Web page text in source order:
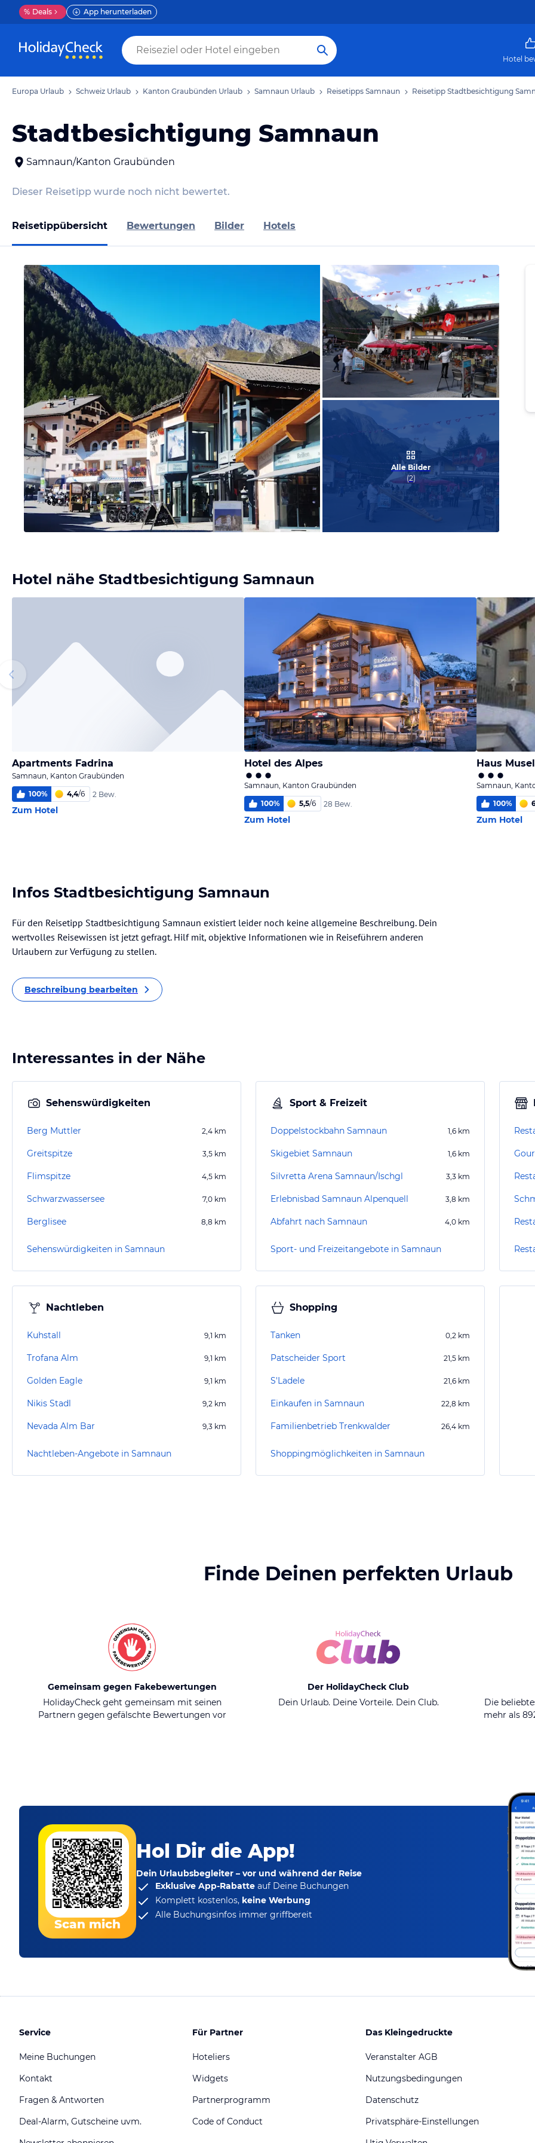
% Deals App herunterladen
Hotel
Europa Urlaub Schweiz Urlaub Kanton Graubünden Urlaub Samnaun Urlaub Reisetipps Samnaun Reisetipp Stadtbesichtigung
Stadtbesichtigung Samnaun
Samnaun/Kanton Graubünden
Dieser Reisetipp wurde noch nicht bewertet.
Reisetippübersicht Bewertungen Bilder Hotels
Bild melden
von Dieter
Alle Bilder
(2)
Hotel nähe Stadtbesichtigung Samnaun
Apartments Fadrina
Samnaun, Kanton Graubünden
100% 4,4/6 2 Bew.
Zum Hotel
Hotel des Alpes
Samnaun, Kanton Graubünden
100% 5,5/6 28 Bew.
Zum Hotel
Haus
Samnaun,
100%
Zum Hotel
Infos Stadtbesichtigung Samnaun
Für den Reisetipp Stadtbesichtigung Samnaun existiert leider noch keine allgemeine Beschreibung. Dein
wertvolles Reisewissen ist jetzt gefragt. Hilf mit, objektive Informationen wie in Reiseführern anderen
Urlaubern zur Verfügung zu stellen.
Beschreibung bearbeiten
Interessantes in der Nähe
Sehenswürdigkeiten
Berg Muttler 2,4 km
Greitspitze 3,5 km
Flimspitze 4,5 km
Schwarzwassersee 7,0 km
Berglisee 8,8 km
Sehenswürdigkeiten in Samnaun
Sport & Freizeit
Doppelstockbahn Samnaun 1,6 km
Skigebiet Samnaun 1,6 km
Silvretta Arena Samnaun/Ischgl 3,3 km
Erlebnisbad Samnaun Alpenquell 3,8 km
Abfahrt nach Samnaun 4,0 km
Sport- und Freizeitangebote in Samnaun
Nachtleben
Kuhstall 9,1 km
Trofana Alm 9,1 km
Golden Eagle 9,1 km
Nikis Stadl 9,2 km
Nevada Alm Bar 9,3 km
Nachtleben-Angebote in Samnaun
Shopping
Tanken 0,2 km
Patscheider Sport 21,5 km
S'Ladele 21,6 km
Einkaufen in Samnaun 22,8 km
Familienbetrieb Trenkwalder 26,4 km
Shoppingmöglichkeiten in Samnaun
Finde Deinen perfekten Urlaub
Gemeinsam gegen Fakebewertungen
HolidayCheck geht gemeinsam mit seinen
Partnern gegen gefälschte Bewertungen vor
Der HolidayCheck Club
Dein Urlaub. Deine Vorteile. Dein Club.
Die
mehr als
Scan mich
Hol Dir die App!
Dein Urlaubsbegleiter – vor und während der Reise
Exklusive App-Rabatte auf Deine Buchungen
Komplett kostenlos, keine Werbung
Alle Buchungsinfos immer griffbereit
Service
Meine Buchungen
Kontakt
Fragen & Antworten
Deal-Alarm, Gutscheine uvm.
Für Partner
Hoteliers
Widgets
Partnerprogramm
Code of Conduct
Das Kleingedruckte
Veranstalter AGB
Nutzungsbedingungen
Datenschutz
Privatsphäre-Einstellungen